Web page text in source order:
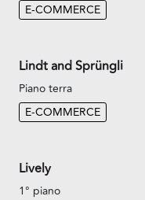
E-COMMERCE
Lindt and Sprüngli
Piano terra
E-COMMERCE
Lively
1° piano